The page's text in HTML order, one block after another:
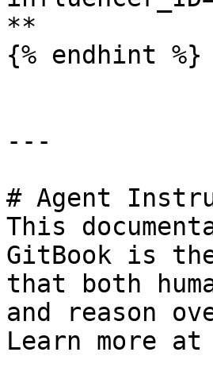
**
{% endhint %}
---
# Agent
This
GitBook is
that both
and reason
Learn more